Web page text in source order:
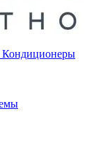
Кондиционеры